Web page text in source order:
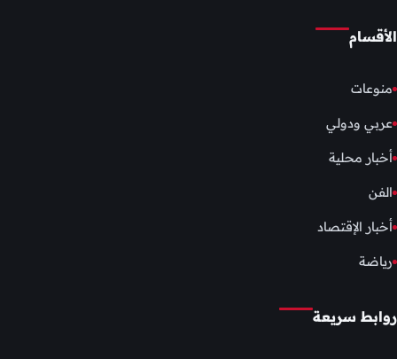
الأقسام
منوعات
عربي ودولي
أخبار محلية
الفن
أخبار الإقتصاد
رياضة
روابط سريعة